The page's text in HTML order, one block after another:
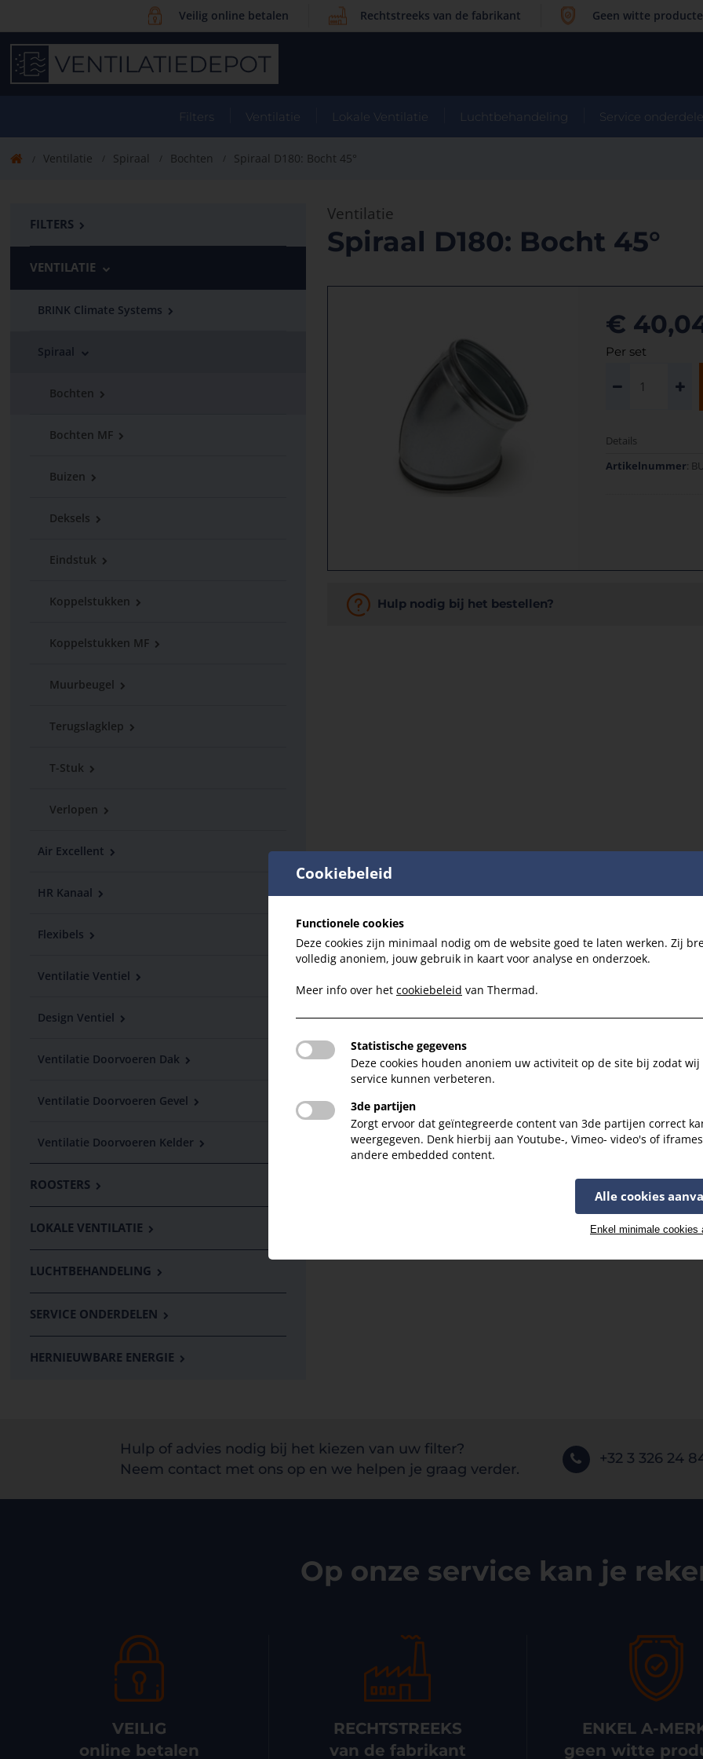
Cookiebeleid
Functionele cookies
Deze cookies zijn minimaal nodig om de website goed te laten werken. Zij
volledig anoniem, jouw gebruik in kaart voor analyse en onderzoek.
Meer info over het cookiebeleid van Thermad.
Statistische gegevens
Deze cookies houden anoniem uw activiteit op de site bij zodat wij
service kunnen verbeteren.
3de partijen
Zorgt ervoor dat geïntegreerde content van 3de partijen correct
weergegeven. Denk hierbij aan Youtube-, Vimeo- video's of
andere embedded content.
Alle cookies
Enkel minimale cookies
Veilig online betalen Rechtstreeks van de fabrikant Geen witte
Filters Ventilatie Lokale Ventilatie Luchtbehandeling Service
Ventilatie Spiraal Bochten Spiraal D180: Bocht 45°
FILTERS
VENTILATIE
BRINK Climate Systems
Spiraal
Bochten
Bochten MF
Buizen
Deksels
Eindstuk
Koppelstukken
Koppelstukken MF
Muurbeugel
Terugslagklep
T-Stuk
Verlopen
Air Excellent
HR Kanaal
Flexibels
Ventilatie Ventiel
Design Ventiel
Ventilatie Doorvoeren Dak
Ventilatie Doorvoeren Gevel
Ventilatie Doorvoeren Kelder
ROOSTERS
LOKALE VENTILATIE
LUCHTBEHANDELING
SERVICE ONDERDELEN
HERNIEUWBARE ENERGIE
Ventilatie
Spiraal D180: Bocht 45°
€
Per set
Details
Artikelnummer:
Hulp nodig bij het bestellen?
Hulp of advies nodig bij het kiezen van uw filter?
Neem contact met ons op en we helpen je graag verder.
+32 3 326 24
Op onze service kan je
VEILIG
online betalen
RECHTSTREEKS
van de fabrikant
ENKEL A-
geen witte